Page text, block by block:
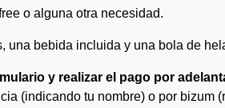
o alguna otra necesidad.
una bebida incluida y una bola de
y realizar el pago por
(indicando tu nombre) o por bizum